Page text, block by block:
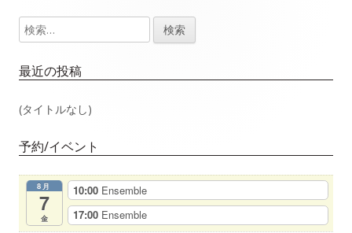
ビ
ゲ
ー
シ
ョ
メ
イ
ン
検
索:
最近の投稿
(タイトルなし)
予約/イベント
8月
7
金
10:00 Ensemble
17:00 Ensemble